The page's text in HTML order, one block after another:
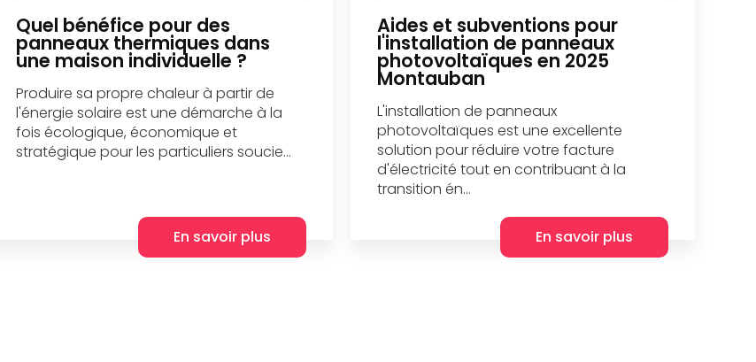
Quel bénéfice pour des
panneaux thermiques dans
une maison individuelle ?
Produire sa propre chaleur à partir de
l'énergie solaire est une démarche à la
fois écologique, économique et
stratégique pour les particuliers soucie...
En savoir plus
Aides et subventions pour
l'installation de panneaux
photovoltaïques en 2025
Montauban
L'installation de panneaux
photovoltaïques est une excellente
solution pour réduire votre facture
d'électricité tout en contribuant à la
transition én...
En savoir plus